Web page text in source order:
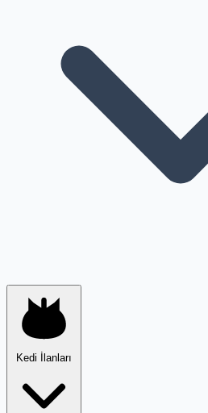
Kedi İlanları